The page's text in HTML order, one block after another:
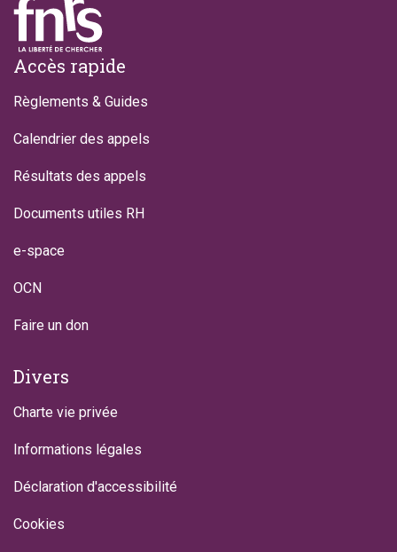
Footer
Accès rapide
Règlements & Guides
Calendrier des appels
Résultats des appels
Documents utiles RH
e-space
OCN
Faire un don
Divers
Charte vie privée
Informations légales
Déclaration d'accessibilité
Cookies